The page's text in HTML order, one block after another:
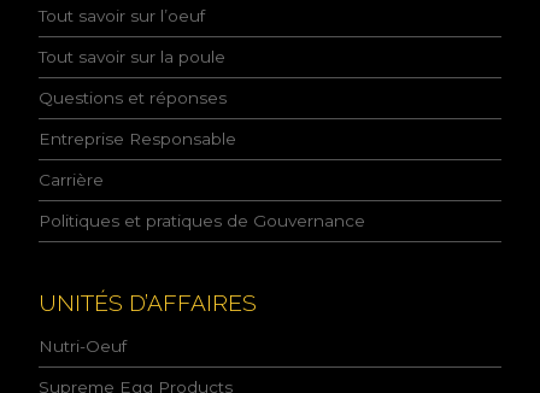
s
s
a
n
c
e
d
e
l
a
p
l
t
i
q
Tout savoir sur l’oeuf
Tout savoir sur la poule
Questions et réponses
Entreprise Responsable
Carrière
Politiques et pratiques de Gouvernance
UNITÉS D’AFFAIRES
Nutri-Oeuf
Supreme Egg Products